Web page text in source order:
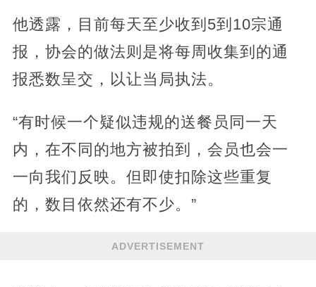
他透露，目前每天至少收到5到10宗通
报，协会的做法则是将每周收集到的通
报悉数呈交，以让当局执法。
“有时候一个疑似违规的送餐员同一天
内，在不同的地方被拍到，会员也会一
一向我们反映。但即使扣除这些重复
的，数目依然还有不少。”
ADVERTISEMENT